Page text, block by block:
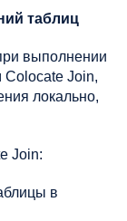
таблиц
выполнении
Colocate Join,
локально,
Join:
в